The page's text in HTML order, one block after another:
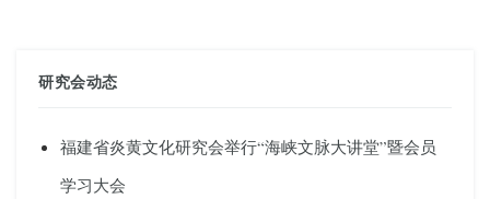
研究会动态
福建省炎黄文化研究会举行“海峡文脉大讲堂”暨会员
学习大会